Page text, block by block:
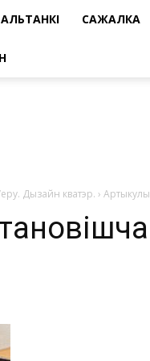
АЛЬТАНКІ САЖАЛКА
Дызайн кватэр. › Артыкулы